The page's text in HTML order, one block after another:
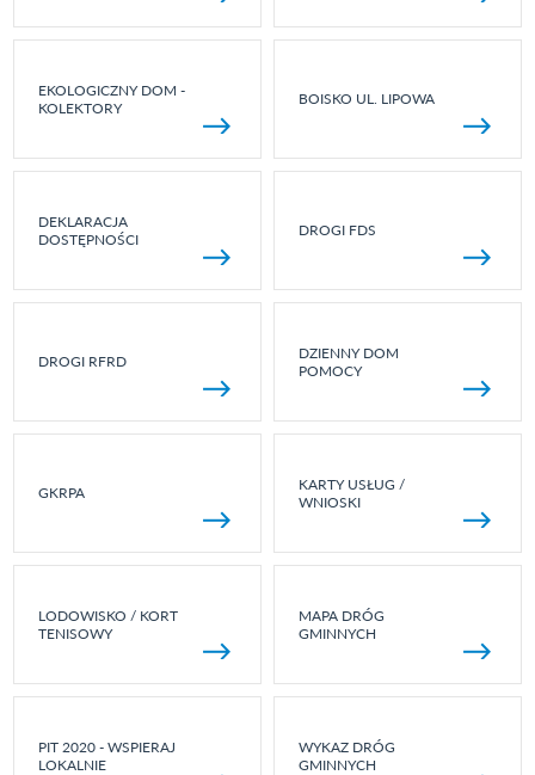
EKOLOGICZNY DOM -
KOLEKTORY
BOISKO UL. LIPOWA
DEKLARACJA
DOSTĘPNOŚCI
DROGI FDS
DROGI RFRD
DZIENNY DOM
POMOCY
GKRPA
KARTY USŁUG /
WNIOSKI
LODOWISKO / KORT
TENISOWY
MAPA DRÓG
GMINNYCH
PIT 2020 - WSPIERAJ
LOKALNIE
WYKAZ DRÓG
GMINNYCH